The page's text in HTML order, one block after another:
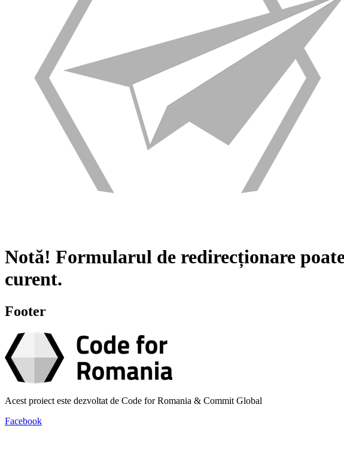
Notă! Formularul de redirecționare
curent.
Footer
Acest proiect este dezvoltat de Code for Romania & Commit Global
Facebook